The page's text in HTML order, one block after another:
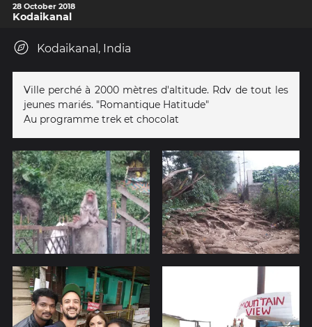
28 October 2018
Kodaikanal
Kodaikanal, India
Ville perché à 2000 mètres d'altitude. Rdv de tout les
jeunes mariés. "Romantique Hatitude"
Au programme trek et chocolat